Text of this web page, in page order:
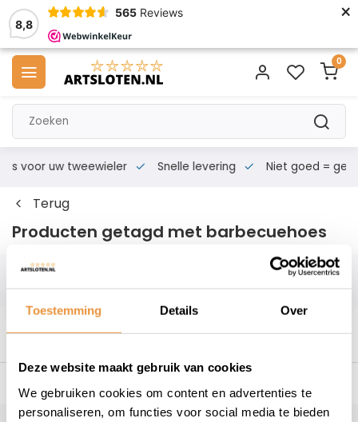
Toestemming Details Over
Deze website maakt gebruik van cookies
We gebruiken cookies om content en advertenties te
personaliseren, om functies voor social media te bieden
8,8
565 Reviews ×
0
voor uw tweewieler Snelle levering Niet goed = geld
Terug
Producten getagd met barbecuehoes
Filters